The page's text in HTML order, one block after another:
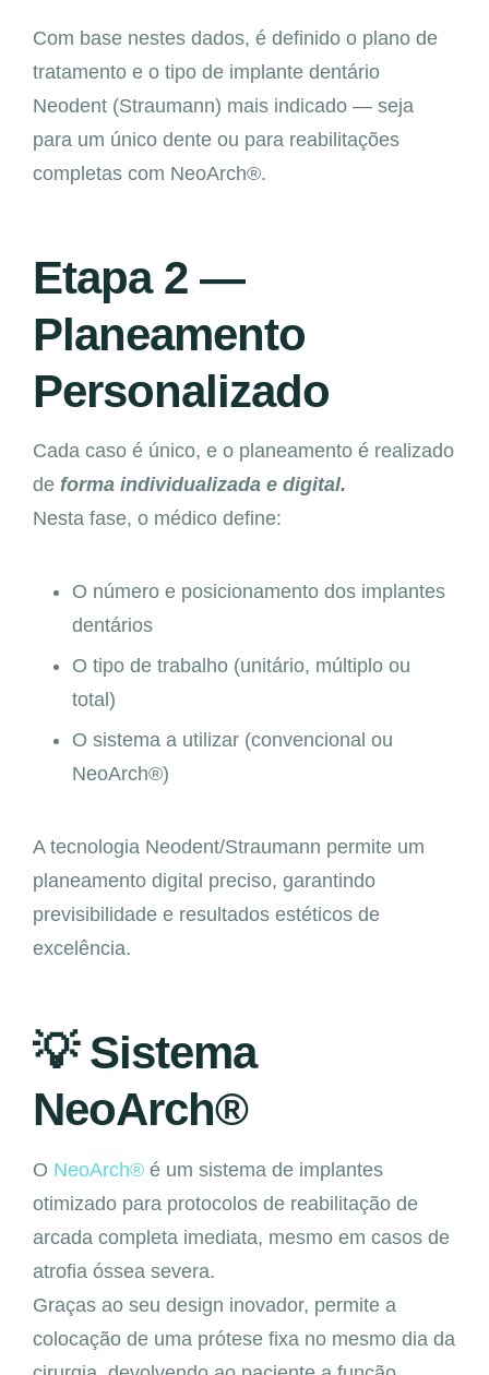
Com base nestes dados, é definido o plano de
tratamento e o tipo de implante dentário
Neodent (Straumann) mais indicado — seja
para um único dente ou para reabilitações
completas com NeoArch®.
Etapa 2 —
Planeamento
Personalizado
Cada caso é único, e o planeamento é realizado
de forma individualizada e digital.
Nesta fase, o médico define:
O número e posicionamento dos implantes
dentários
O tipo de trabalho (unitário, múltiplo ou
total)
O sistema a utilizar (convencional ou
NeoArch®)
A tecnologia Neodent/Straumann permite um
planeamento digital preciso, garantindo
previsibilidade e resultados estéticos de
excelência.
💡 Sistema
NeoArch®
O NeoArch® é um sistema de implantes
otimizado para protocolos de reabilitação de
arcada completa imediata, mesmo em casos de
atrofia óssea severa.
Graças ao seu design inovador, permite a
colocação de uma prótese fixa no mesmo dia da